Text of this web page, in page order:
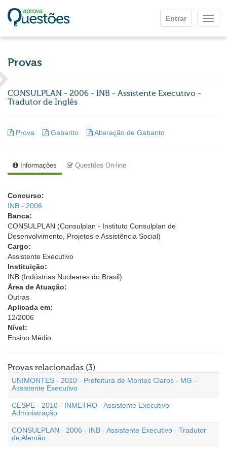
Entrar
Provas
CONSULPLAN - 2006 - INB - Assistente Executivo -
Tradutor de Inglês
Prova Gabarito Alteração de Gabarito
Informações Questões On-line
Concurso:
INB - 2006
Banca:
CONSULPLAN (Consulplan - Instituto Consulplan de
Desenvolvimento, Projetos e Assistência Social)
Cargo:
Assistente Executivo
Instituição:
INB (Indústrias Nucleares do Brasil)
Área de Atuação:
Outras
Aplicada em:
12/2006
Nível:
Ensino Médio
Provas relacionadas (3)
UNIMONTES - 2010 - Prefeitura de Montes Claros - MG -
Assistente Executivo
CESPE - 2010 - INMETRO - Assistente Executivo -
Administração
CONSULPLAN - 2006 - INB - Assistente Executivo - Tradutor
de Alemão